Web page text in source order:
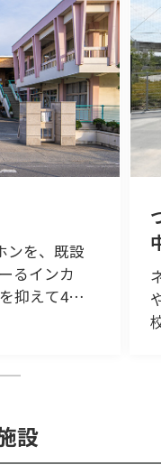
ンを、既設
るインカ
抑えて4回
設